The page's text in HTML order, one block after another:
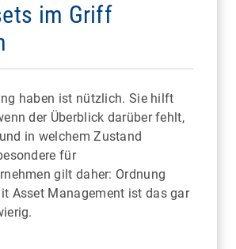
im Griff
haben ist nützlich. Sie hilft
der Überblick darüber fehlt,
in welchem Zustand
für
gilt daher: Ordnung
Asset Management ist das gar